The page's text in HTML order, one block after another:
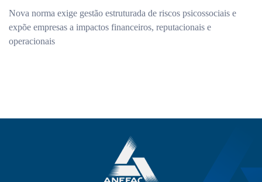
Nova norma exige gestão estruturada de riscos psicossociais e
expõe empresas a impactos financeiros, reputacionais e
operacionais